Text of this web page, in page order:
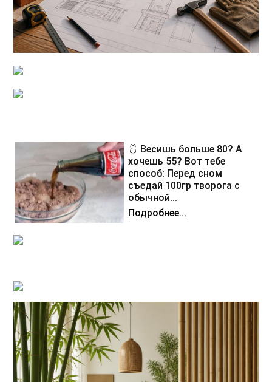
🩱 Весишь больше 80? А
хочешь 55? Вот тебе
способ: Перед сном
съедай 100гр творога с
обычной...
Подробнее...